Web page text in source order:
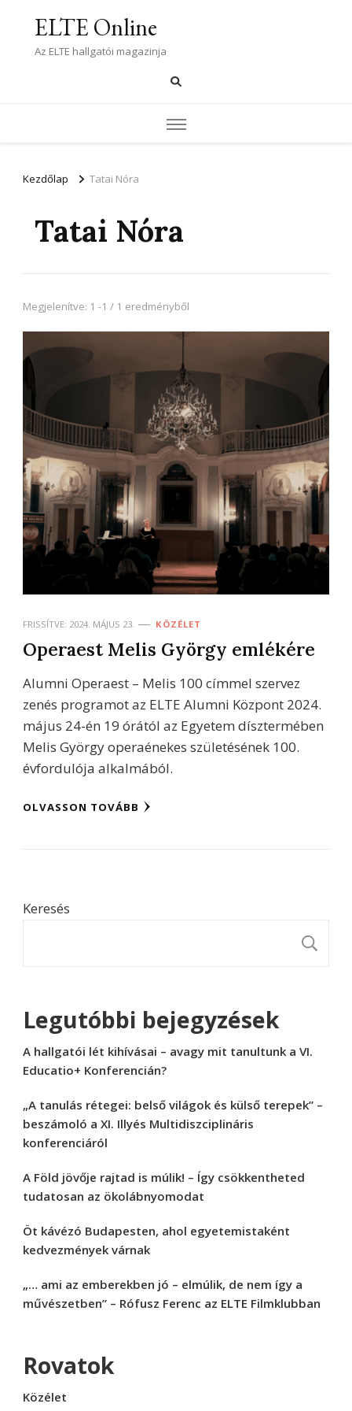
ELTE Online
Az ELTE hallgatói magazinja
Kezdőlap Tatai Nóra
Tatai Nóra
Megjelenítve: 1 -1 / 1 eredményből
FRISSÍTVE: 2024. MÁJUS 23. KÖZÉLET
Operaest Melis György emlékére
Alumni Operaest – Melis 100 címmel szervez
zenés programot az ELTE Alumni Központ 2024.
május 24-én 19 órától az Egyetem dísztermében
Melis György operaénekes születésének 100.
évfordulója alkalmából.
OLVASSON TOVÁBB
Keresés
Legutóbbi bejegyzések
A hallgatói lét kihívásai – avagy mit tanultunk a VI.
Educatio+ Konferencián?
„A tanulás rétegei: belső világok és külső terepek” –
beszámoló a XI. Illyés Multidiszciplináris
konferenciáról
A Föld jövője rajtad is múlik! – Így csökkentheted
tudatosan az ökolábnyomodat
Öt kávézó Budapesten, ahol egyetemistaként
kedvezmények várnak
„… ami az emberekben jó – elmúlik, de nem így a
művészetben” – Rófusz Ferenc az ELTE Filmklubban
Rovatok
Közélet